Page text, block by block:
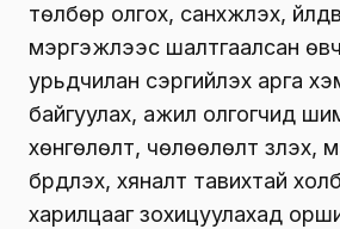
төлбөр олгох, санхүүжүүлэх,
мэргэжлээс шалтгаалсан
урьдчилан сэргийлэх арга
байгуулах, ажил олгогчид
хөнгөлөлт, чөлөөлөлт
бүрдүүлэх, хяналт тавихтай
харилцааг зохицуулахад